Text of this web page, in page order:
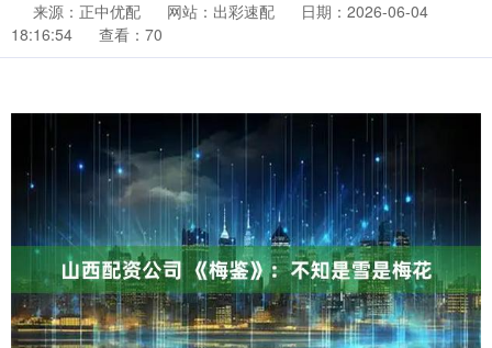
来源：正中优配 网站：出彩速配
日期：2026-06-04
18:16:54
查看：70